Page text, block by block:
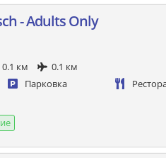
- Adults Only
0.1 км
0.1 км
Парковка